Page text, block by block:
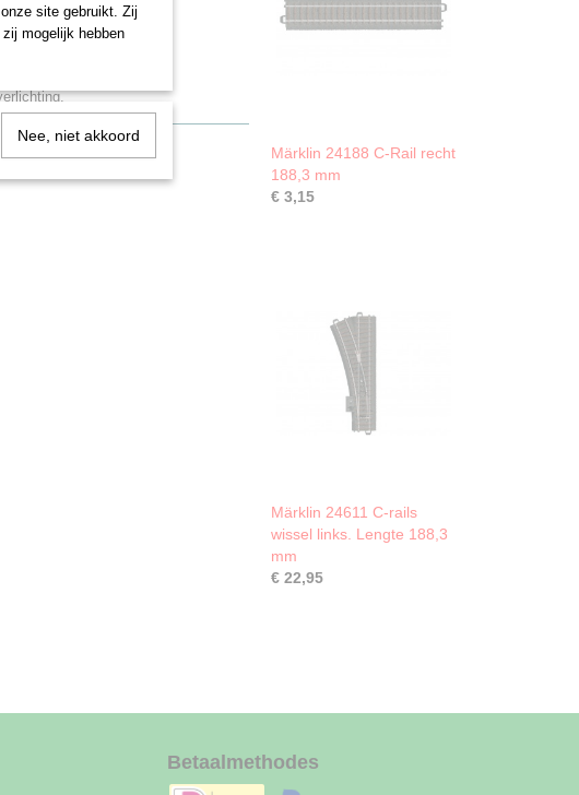
74467.
Märklin 24188 C-Rail recht
188,3 mm
€ 3,15
Märklin 24611 C-rails
wissel links. Lengte 188,3
mm
€ 22,95
Betaalmethodes
site gebruikt. Zij
mogelijk hebben
Nee, niet akkoord